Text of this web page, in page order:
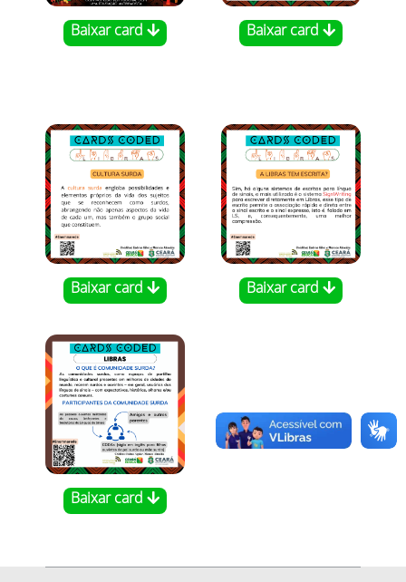
Baixar card Baixar card
Baixar card Baixar card
Baixar card